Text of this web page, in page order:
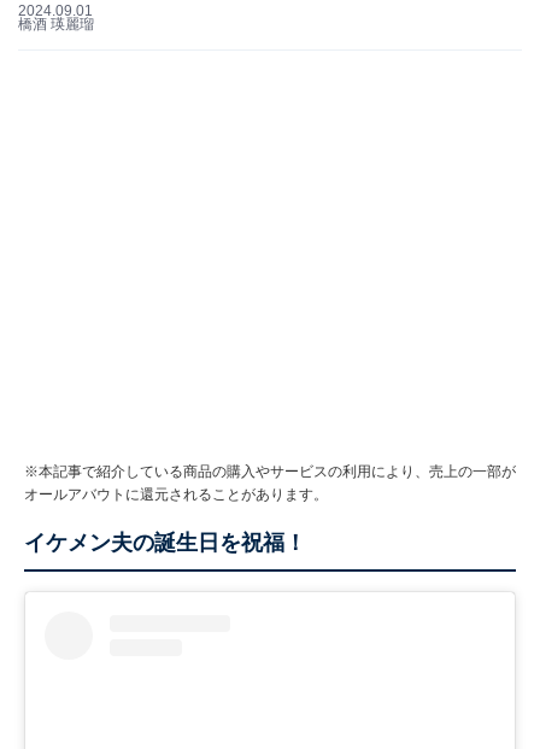
2024.09.01
橋酒 瑛麗瑠
※本記事で紹介している商品の購入やサービスの利用により、売上の一部が
オールアバウトに還元されることがあります。
イケメン夫の誕生日を祝福！